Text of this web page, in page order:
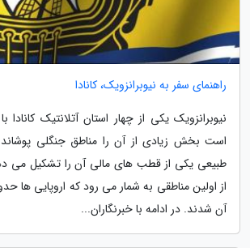
راهنمای سفر به نیوبرانزویک، کانادا
نیوبرانزویک یکی از چهار استان آتلانتیک کانادا
است بخش زیادی از آن را مناطق جنگلی
طبیعی یکی از قطب های مالی آن را تشکیل می
آن شدند. در ادامه با خبرنگاران...